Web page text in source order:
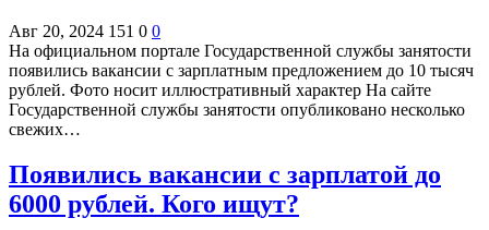
Авг 20, 2024 151 0 0
На официальном портале Государственной службы занятости
появились вакансии с зарплатным предложением до 10 тысяч
рублей. Фото носит иллюстративный характер На сайте
Государственной службы занятости опубликовано несколько
свежих…
Появились вакансии с зарплатой до
6000 рублей. Кого ищут?